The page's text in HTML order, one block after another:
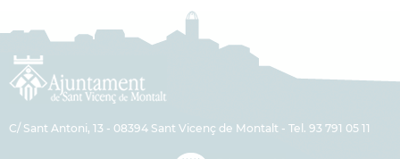
C/ Sant Antoni, 13 - 08394 Sant Vicenç de Montalt - Tel. 93 791 05 11